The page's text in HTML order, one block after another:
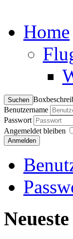
Home
Benutzername
Passwort
Angemeldet bleiben
Anmelden